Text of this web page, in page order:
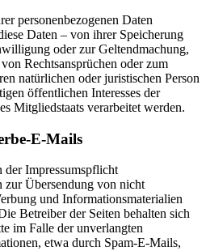
personenbezogenen Daten
Daten – von ihrer Speicherung
oder zur Geltendmachung,
Rechtsansprüchen oder zum
natürlichen oder juristischen Person
öffentlichen Interesses der
Mitgliedstaats verarbeitet werden.
E-Mails
Impressumspflicht
Übersendung von nicht
und Informationsmaterialien
Betreiber der Seiten behalten sich
im Falle der unverlangten
etwa durch Spam-E-Mails,